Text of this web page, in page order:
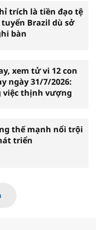
trích là tiền đạo tệ
Brazil dù sở
bàn
xem tử vi 12 con
ngày 31/7/2026:
việc thịnh vượng
thế mạnh nổi trội
triển